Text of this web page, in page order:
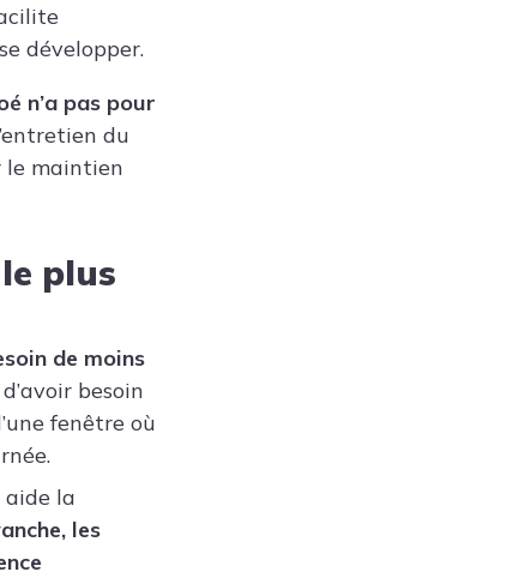
développer.
n’a pas pour
du
le maintien
plus
de moins
besoin
fenêtre où
aide la
les